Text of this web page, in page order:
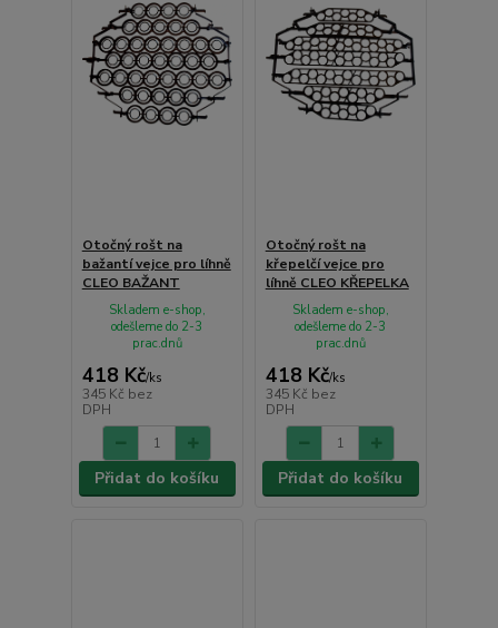
Otočný rošt na
bažantí vejce pro líhně
CLEO BAŽANT
418 Kč/ks
345 Kč bez
DPH
Skladem e-shop,
odešleme do 2-3
prac.dnů
Přidat do košíku
Otočný rošt na
křepelčí vejce pro
líhně CLEO KŘEPELKA
418 Kč/ks
345 Kč bez
DPH
Skladem e-shop,
odešleme do 2-3
prac.dnů
Přidat do košíku